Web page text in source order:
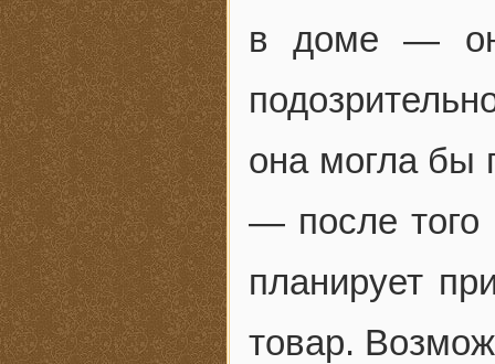
в доме — он
она могла бы
— после того
планирует
товар.